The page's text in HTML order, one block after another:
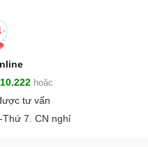
hoặc
tư vấn
7. CN nghỉ